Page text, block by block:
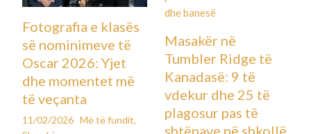
Fotografia e klasës
së nominimeve të
Oscar 2026: Yjet
dhe momentet më
të veçanta
11/02/2026 Më të fundit,
Masakër në
Tumbler Ridge të
Kanadasë: 9 të
vdekur dhe 25 të
plagosur pas të
shtënave në shkollë